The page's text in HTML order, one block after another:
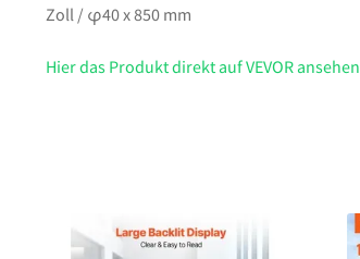
Zoll / φ40 x 850 mm
Hier das Produkt direkt auf VEVOR ansehen